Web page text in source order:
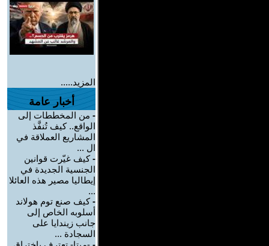
المزيد.....
أخبار عامة
- من المخططات إلى
الواقع.. كيف تُنفَّذ
المشاريع العملاقة في
ال ...
-كيف غيّرت قوانين
الجنسية الجديدة في
إيطاليا مصير هذه العائلا
...
-كيف صنع توم هولاند
أسلوبه الخاص إلى
جانب زيندايا على
السجادة ...